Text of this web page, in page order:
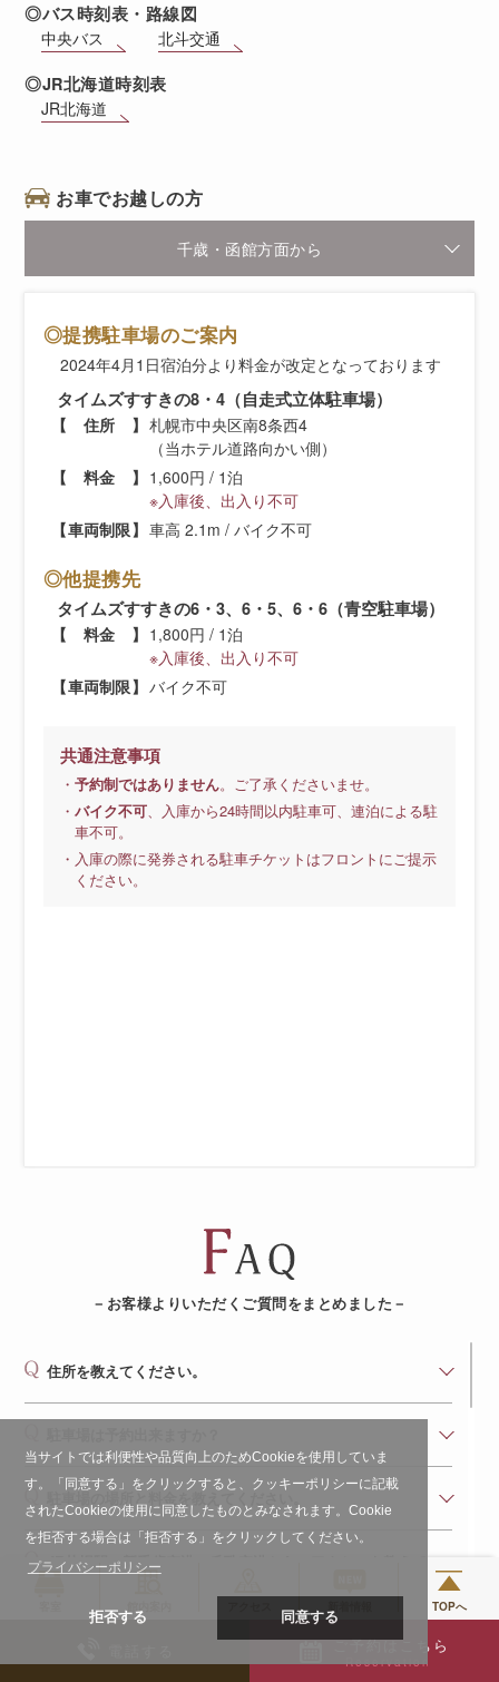
当サイトでは利便性や品質向上のためCookieを使用していま
す。「同意する」をクリックすると、クッキーポリシーに記載
されたCookieの使用に同意したものとみなされます。Cookie
を拒否する場合は「拒否する」をクリックしてください。
プライバシーポリシー
拒否する 同意する
TOPへ
ご予約はこちら
◎バス時刻表・路線図
中央バス
北斗交通
◎JR北海道時刻表
JR北海道
お車でお越しの方
千歳・函館方面から
◎提携駐車場のご案内
2024年4月1日宿泊分より料金が改定となっております
タイムズすすきの8・4（自走式立体駐車場）
住所
札幌市中央区南8条西4
（当ホテル道路向かい側）
料金
1,600円 / 1泊
※入庫後、出入り不可
車両制限
車高 2.1m / バイク不可
◎他提携先
タイムズすすきの6・3、6・5、6・6（青空駐車場）
料金
1,800円 / 1泊
※入庫後、出入り不可
車両制限
バイク不可
共通注意事項
・ 予約制ではありません。ご了承くださいませ。
・ バイク不可、入庫から24時間以内駐車可、連泊による駐
車不可。
・入庫の際に発券される駐車チケットはフロントにご提示
ください。
－お客様よりいただくご質問をまとめました－
住所を教えてください。
駐車場の場所と料金を教えてください。
JR札幌駅・新千歳空港・丘珠空港からのアクセスを教えて
キャンセル料金について教えてください。